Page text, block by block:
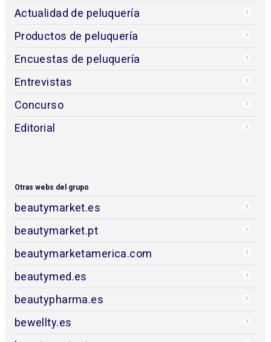
Actualidad de peluquería
Productos de peluquería
Encuestas de peluquería
Entrevistas
Concurso
Editorial
Otras webs del grupo
beautymarket.es
beautymarket.pt
beautymarketamerica.com
beautymed.es
beautypharma.es
bewellty.es